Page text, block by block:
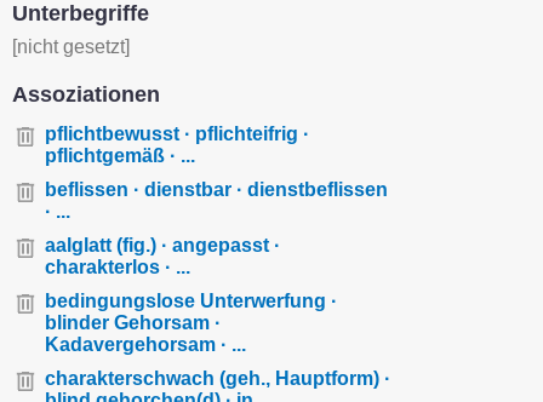
Unterbegriffe
[nicht gesetzt]
Assoziationen
pflichtbewusst · pflichteifrig ·
pflichtgemäß · ...
beflissen · dienstbar · dienstbeflissen
· ...
aalglatt (fig.) · angepasst ·
charakterlos · ...
bedingungslose Unterwerfung ·
blinder Gehorsam ·
Kadavergehorsam · ...
charakterschwach (geh., Hauptform) ·